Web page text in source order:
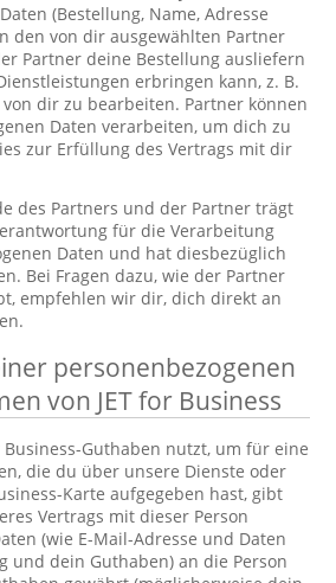
(Bestellung, Name, Adresse
den von dir ausgewählten Partner
Partner deine Bestellung ausliefern
erbringen kann, z. B.
dir zu bearbeiten. Partner können
Daten verarbeiten, um dich zu
zur Erfüllung des Vertrags mit dir
des Partners und der Partner trägt
für die Verarbeitung
Daten und hat diesbezüglich
Bei Fragen dazu, wie der Partner
empfehlen wir dir, dich direkt an
personenbezogenen
von JET for Business
Business-Guthaben nutzt, um für eine
die du über unsere Dienste oder
Karte aufgegeben hast, gibt
Vertrags mit dieser Person
(wie E-Mail-Adresse und Daten
und dein Guthaben) an die Person